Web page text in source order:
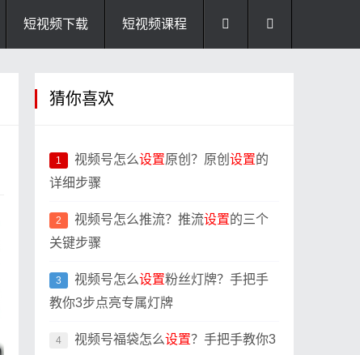
短视频下载 短视频课程
猜你喜欢
1 视频号怎么设置原创？原创 设置的
详细步骤
2 视频号怎么推流？推流设置的三个
关键步骤
3 视频号怎么设置粉丝灯牌？手把手
教你3步点亮专属灯牌
4 视频号福袋怎么设置？手把手教你3